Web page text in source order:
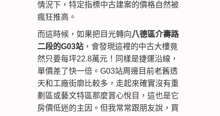
情況下，特定指標中古建案的價格自然被
瘋狂推高。
而這時候，如果把目光轉向八德區介壽路
二段的G03站 ，會發現這裡的中古大樓竟
然只要每坪22.8萬元！同樣是捷運沿線，
單價差了快一倍。G03站周邊目前老舊透
天和工廠街廓比較多，走起來確實沒有重
劃區或藝文特區那麼賞心悅目，這也是它
房價低迷的主因。但我常常跟朋友說，買